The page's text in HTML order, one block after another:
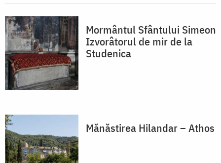
Mormântul Sfântului Simeon
Izvorâtorul de mir de la
Studenica
Mănăstirea Hilandar – Athos